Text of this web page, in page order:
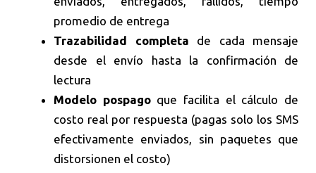
promedio de entrega
Trazabilidad completa de cada mensaje
desde el envío hasta la confirmación de
lectura
Modelo pospagoque facilita el cálculo de
costo real por respuesta (pagas solo los SMS
efectivamente enviados, sin paquetes que
distorsionen el costo)